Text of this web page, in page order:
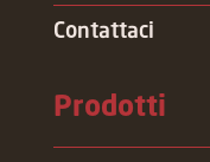
Contattaci
Prodotti